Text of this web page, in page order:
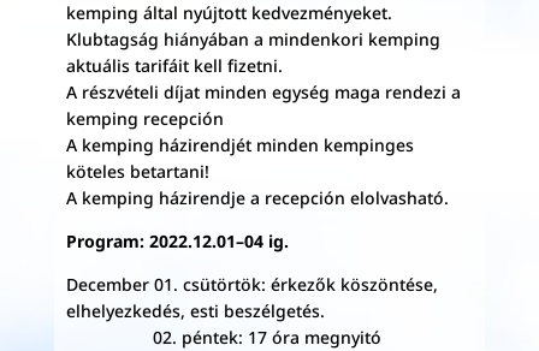
kemping által nyújtott kedvezményeket.
Klubtagság hiányában a mindenkori kemping
aktuális tarifáit kell fizetni.
A részvételi díjat minden egység maga rendezi a
kemping recepción
A kemping házirendjét minden kempinges
köteles betartani!
A kemping házirendje a recepción elolvasható.
Program: 2022.12.01–04 ig.
December 01. csütörtök: érkezők köszöntése,
elhelyezkedés, esti beszélgetés.
02. péntek: 17 óra megnyitó